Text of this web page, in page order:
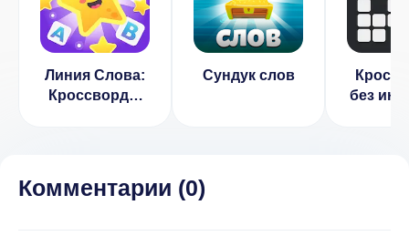
Линия Слова:
Кроссворды
Сундук слов
без
Комментарии (0)